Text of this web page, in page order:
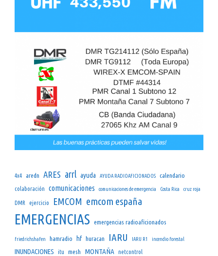
4x4 aredn ARES arrl ayuda AYUDA RADIOAFICIONADOS calendario
colaboración comunicaciones comunicaciones de emergencia Costa Rica cruz roja
DMR ejercicio EMCOM emcom españa
EMERGENCIAS emergencias radioaficionados
friedrichshafen hamradio hf huracan IARU IARU R1 incendio forestal
INUNDACIONES itu mesh MONTAÑA netcontrol